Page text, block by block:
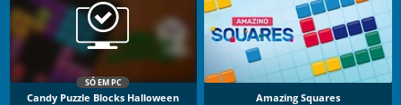
SÓ EM PC
Candy Puzzle Blocks Halloween Amazing Squares